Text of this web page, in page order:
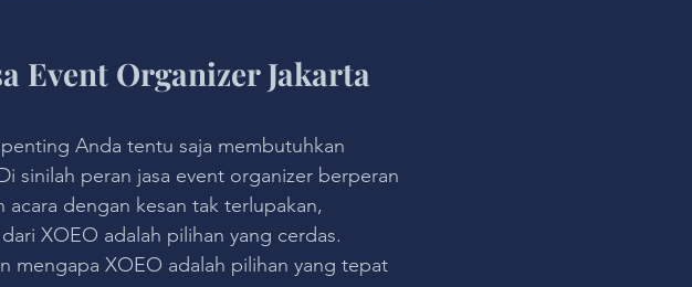
Event Organizer Jakarta
Anda tentu saja membutuhkan
sinilah peran jasa event organizer berperan
dengan kesan tak terlupakan,
XOEO adalah pilihan yang cerdas.
mengapa XOEO adalah pilihan yang tepat